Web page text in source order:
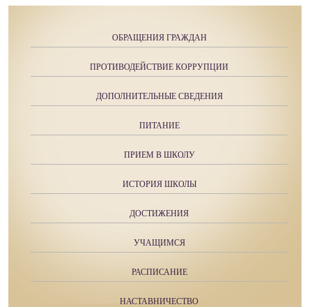
ОБРАЩЕНИЯ ГРАЖДАН
ПРОТИВОДЕЙСТВИЕ КОРРУПЦИИ
ДОПОЛНИТЕЛЬНЫЕ СВЕДЕНИЯ
ПИТАНИЕ
ПРИЕМ В ШКОЛУ
ИСТОРИЯ ШКОЛЫ
ДОСТИЖЕНИЯ
УЧАЩИМСЯ
РАСПИСАНИЕ
НАСТАВНИЧЕСТВО